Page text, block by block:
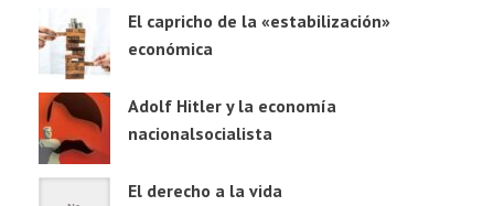
El capricho de la «estabilización»
económica
Adolf Hitler y la economía
nacionalsocialista
El derecho a la vida